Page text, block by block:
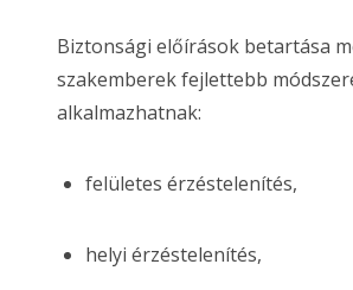
Biztonsági előírások betartása
szakemberek fejlettebb
alkalmazhatnak:
felületes érzéstelenítés,
helyi érzéstelenítés,